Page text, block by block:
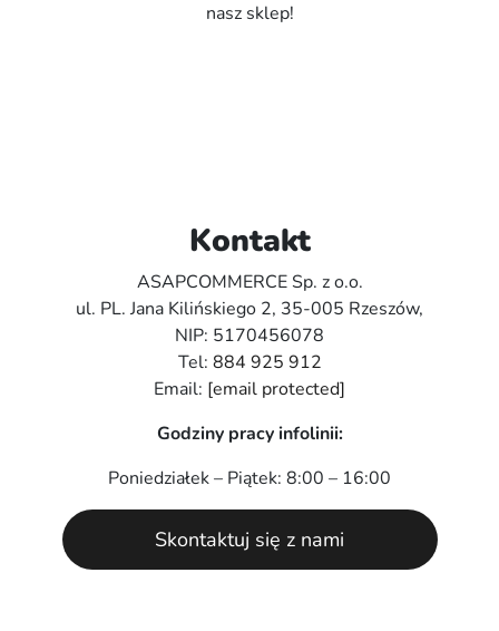
nasz sklep!
Kontakt
ASAPCOMMERCE Sp. z o.o.
ul. PL. Jana Kilińskiego 2, 35-005 Rzeszów,
NIP: 5170456078
Tel: 884 925 912
Email: [email protected]
Godziny pracy infolinii:
Poniedziałek – Piątek: 8:00 – 16:00
Skontaktuj się z nami